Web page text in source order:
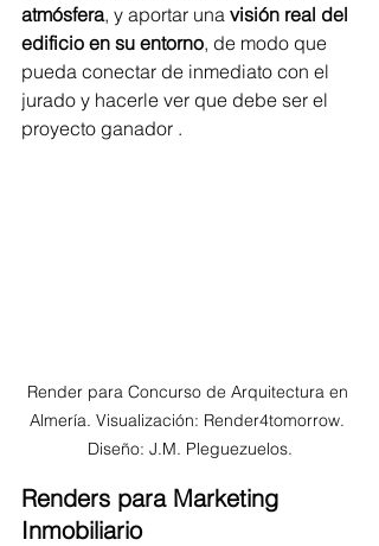
atmósfera, y aportar una visión real del
edificio en su entorno, de modo que
pueda conectar de inmediato con el
jurado y hacerle ver que debe ser el
proyecto ganador .
Render para Concurso de Arquitectura en
Almería. Visualización: Render4tomorrow.
Diseño: J.M. Pleguezuelos.
Renders para Marketing
Inmobiliario